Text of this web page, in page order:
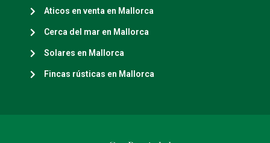
Aticos en venta en Mallorca
Cerca del mar en Mallorca
Solares en Mallorca
Fincas rústicas en Mallorca